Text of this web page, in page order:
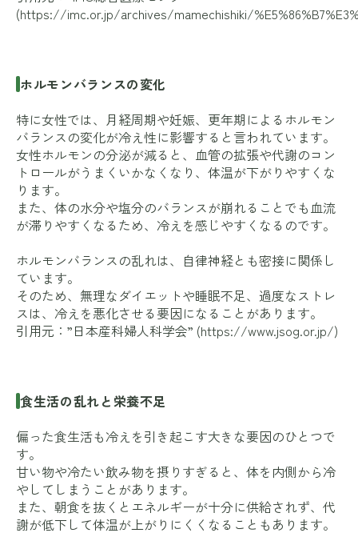
(https://imc.or.jp/archives/mamechishiki/
ホルモンバランスの変化
特に女性では、月経周期や妊娠、更年期によるホルモン
バランスの変化が冷え性に影響すると言われています。
女性ホルモンの分泌が減ると、血管の拡張や代謝のコン
トロールがうまくいかなくなり、体温が下がりやすくな
ります。
また、体の水分や塩分のバランスが崩れることでも血流
が滞りやすくなるため、冷えを感じやすくなるのです。
ホルモンバランスの乱れは、自律神経とも密接に関係し
ています。
そのため、無理なダイエットや睡眠不足、過度なストレ
スは、冷えを悪化させる要因になることがあります。
引用元：”日本産科婦人科学会” (https://www.jsog.or.jp/)
食生活の乱れと栄養不足
偏った食生活も冷えを引き起こす大きな要因のひとつで
す。
甘い物や冷たい飲み物を摂りすぎると、体を内側から冷
やしてしまうことがあります。
また、朝食を抜くとエネルギーが十分に供給されず、代
謝が低下して体温が上がりにくくなることもあります。